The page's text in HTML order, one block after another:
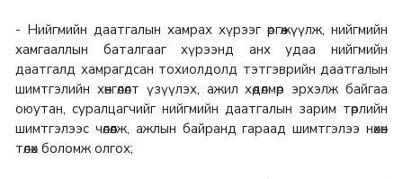
- Нийгмийн даатгалын хамрах хүрээг өргөжүүлж, нийгмийн
хамгааллын баталгааг хүрээнд анх удаа нийгмийн
даатгалд хамрагдсан тохиолдолд тэтгэврийн даатгалын
шимтгэлийн хөнгөлөлт үзүүлэх, ажил хөдөлмөр эрхэлж байгаа
оюутан, суралцагчийг нийгмийн даатгалын зарим төрлийн
шимтгэлээс чөлөөлж, ажлын байранд гараад шимтгэлээ нөхөн
төлөх боломж олгох;